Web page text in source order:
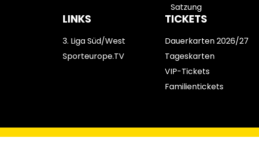
Satzung
LINKS
3. Liga Süd/West
Sporteurope.TV
TICKETS
Dauerkarten 2026/27
Tageskarten
VIP-Tickets
Familientickets